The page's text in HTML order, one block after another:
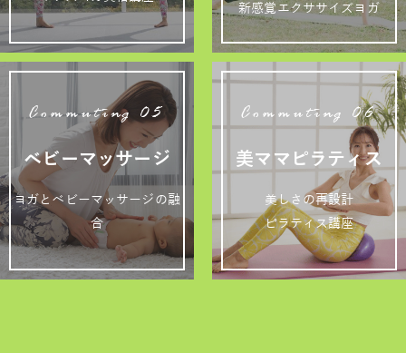
新感覚エクササイズヨガ
Commuting 05
ベビーマッサージ
ヨガとベビーマッサージの融
合
Commuting 06
美ママピラティス
美しさの再設計
ピラティス講座